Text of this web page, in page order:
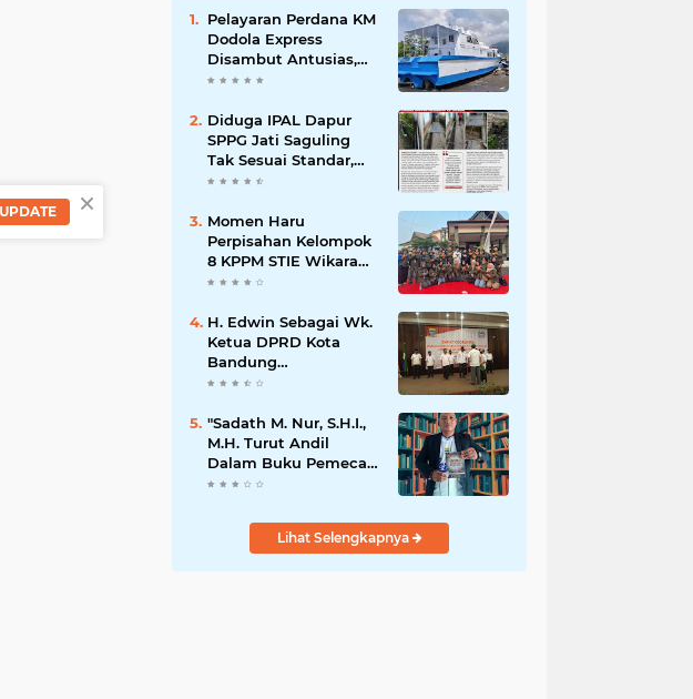
Pelayaran Perdana KM
Dodola Express
Disambut Antusias,
Baling-Baling Segera
Diduga IPAL Dapur
SPPG Jati Saguling
Tak Sesuai Standar,
Warga Keluhkan
Mengalir ke Sungai
Momen Haru
Perpisahan Kelompok
8 KPPM STIE Wikara
Bersama Kepala Desa
Kecamatan Bojong
H. Edwin Sebagai Wk.
Ketua DPRD Kota
Bandung
Mengapresiasi Dan
Kepada
Kepemimpinan Merdi
Hajiji Sebagai ketua
DPD Lpm Kota
2021-2026
"Sadath M. Nur, S.H.I.,
M.H. Turut Andil
Dalam Buku Pemecah
Rekor MURI Puisi
Lihat Selengkapnya
×
UPDATE